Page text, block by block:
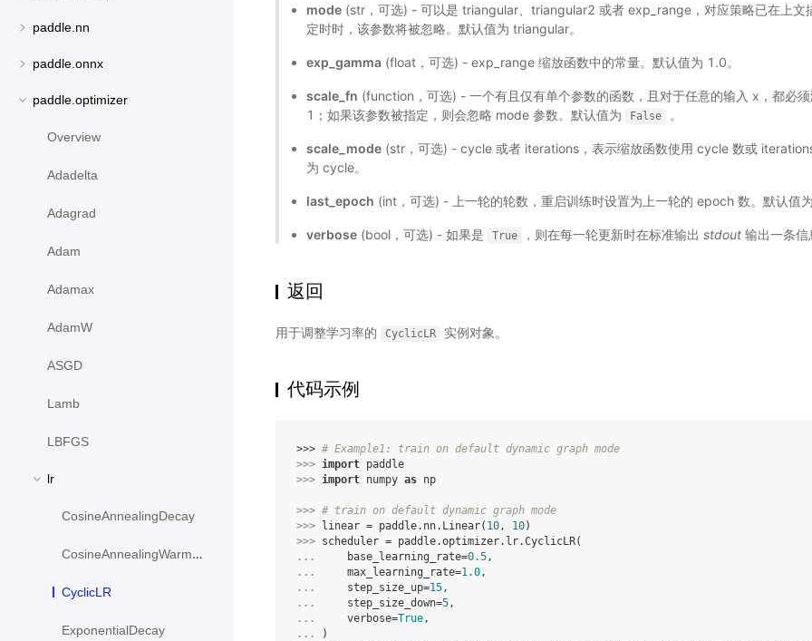
paddle.nn
paddle.onnx
paddle.optimizer
Overview
Adadelta
Adagrad
Adam
Adamax
AdamW
ASGD
Lamb
LBFGS
lr
CosineAnnealingDecay
CosineAnnealingWarmRestarts
CyclicLR
ExponentialDecay
mode (str，可选) - 可以是 triangular、triangular2 或者 exp_range，对应策略已在上文
定时时，该参数将被忽略。默认值为 triangular。
exp_gamma (float，可选) - exp_range 缩放函数中的常量。默认值为 1.0。
scale_fn (function，可选) - 一个有且仅有单个参数的函数，且对于任意的输入 x，都必
1；如果该参数被指定，则会忽略 mode 参数。默认值为
False 。
scale_mode (str，可选) - cycle 或者 iterations，表示缩放函数使用 cycle 数或
为 cycle。
last_epoch (int，可选) - 上一轮的轮数，重启训练时设置为上一轮的 epoch 数。默认值
verbose (bool，可选) - 如果是 True ，则在每一轮更新时在标准输出 stdout输出一条信
返回
用于调整学习率的 CyclicLR 实例对象。
代码示例
>>> # Example1: train on default dynamic graph mode
>>> import paddle
>>> import numpy as np
>>> # train on default dynamic graph mode
>>>
linear = paddle. nn. Linear( 10, 10)
>>> scheduler = paddle.optimizer. lr.CyclicLR(
...
base_learning_rate=0.5,
...
max_learning_rate=1.0,
...
step_size_up=15,
...
step_size_down=5,
...
verbose=True,
...
)